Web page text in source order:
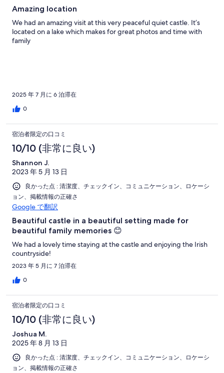
不
満
Amazing location
We had an amazing visit at this very peaceful quiet castle. It’s
located on a lake which makes for great photos and time with
family
2025 年 7 月に 6 泊滞在
0
宿泊者限定の口コミ
10/10 (非常に良い)
Shannon J.
2023 年 5 月 13 日
良かった点 : 清潔度、チェックイン、コミュニケーション、ロケーシ
ョン、掲載情報の正確さ
Google で翻訳
Beautiful castle in a beautiful setting made for
beautiful family memories 😊
We had a lovely time staying at the castle and enjoying the Irish
countryside!
2023 年 5 月に 7 泊滞在
0
宿泊者限定の口コミ
10/10 (非常に良い)
Joshua M.
2025 年 8 月 13 日
良かった点 : 清潔度、チェックイン、コミュニケーション、ロケーシ
ョン、掲載情報の正確さ